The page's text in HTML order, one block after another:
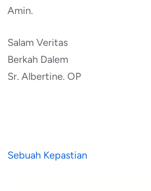
Amin.
Salam Veritas
Berkah Dalem
Sr. Albertine. OP
Navigasi
Sebuah Kepastian